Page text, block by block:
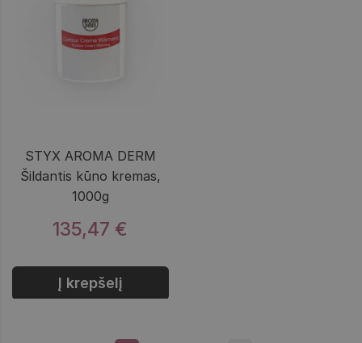
STYX AROMA DERM
Šildantis kūno kremas,
1000g
135,47 €
Į krepšelį